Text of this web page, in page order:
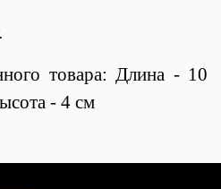
товара: Длина - 10
- 4 см